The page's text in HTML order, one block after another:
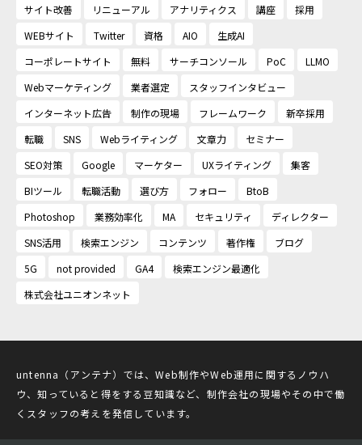
サイト改善
リニューアル アナリティクス 講座
採用
WEBサイト
Twitter 資格 AIO
生成AI
コーポレートサイト
無料 サーチコンソール PoC
LLMO
Webマーケティング
業者選定
スタッフインタビュー
インターネット広告
制作の現場 フレームワーク
新卒採用
転職
SNS Webライティング 文章力
セミナー
SEO対策
Google マーケター UXライティング
集客
BIツール
転職活動 選び方 フォロー
BtoB
Photoshop
業務効率化 MA セキュリティ
ディレクター
SNS活用
検索エンジン コンテンツ 著作権
ブログ
5G
not provided GA4
検索エンジン最適化
株式会社ユニオンネット
untenna（アンテナ）では、Web制作やWeb運用に関するノウハ
ウ、知っていると得をする豆知識など、制作会社の現場やその中で働
くスタッフの考えを発信しています。